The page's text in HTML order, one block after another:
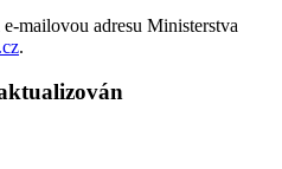
mailovou adresu Ministerstva
.